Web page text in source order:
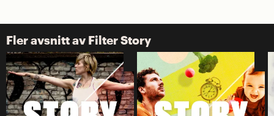
Fler avsnitt av Filter Story